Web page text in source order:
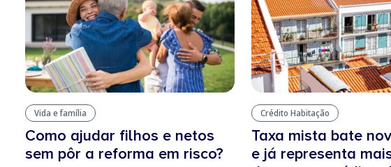
Vida e família
Como ajudar filhos e netos
sem pôr a reforma em risco?
Crédito Habitação
Taxa mista bate
e já representa